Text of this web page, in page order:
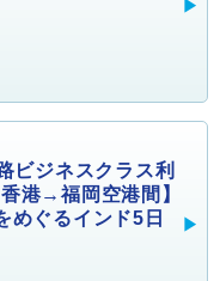
ビジネスクラス利
港→福岡空港間】
めぐるインド5日